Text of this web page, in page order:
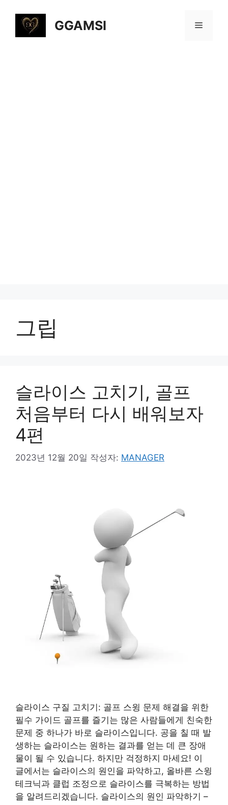
GGAMSI 메
그립
슬라이스 고치기, 골프
처음부터 다시 배워보자
4편
2023년 12월 20일 작성자: MANAGER
슬라이스 구질 고치기: 골프 스윙 문제 해결을 위한
필수 가이드 골프를 즐기는 많은 사람들에게 친숙한
문제 중 하나가 바로 슬라이스입니다. 공을 칠 때 발
생하는 슬라이스는 원하는 결과를 얻는 데 큰 장애
물이 될 수 있습니다. 하지만 걱정하지 마세요! 이
글에서는 슬라이스의 원인을 파악하고, 올바른 스윙
테크닉과 클럽 조정으로 슬라이스를 극복하는 방법
을 알려드리겠습니다. 슬라이스의 원인 파악하기 –